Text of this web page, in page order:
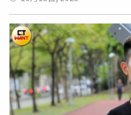
中有6位以頭前跆訓名義報
組8名選手中同樣也有6人以
練指導下創造輝煌成績。按
由旗下最多選手的教練擔任
鏡，女子組由旗下僅2名選
男子組則是由樹林高中陳怡
道館、74公斤級的謝宗佑受
陳情，希望市政府能夠調整